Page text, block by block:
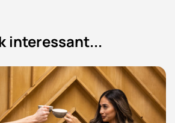
interessant...